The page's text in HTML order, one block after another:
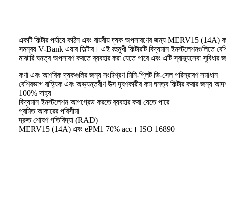
একটি ফিল্টার পর্যায়ে কঠিন এবং বায়বীয় দূষক অপসারণের জন্য MERV15 (14A)
সমন্বয় V-Bank এয়ার ফিল্টার। এই বহুমুখী ফিল্টারটি বিদ্যমান ইনস্টলেশনগুলিতে
মাঝারি ঘনত্ব অপসারণ করতে ব্যবহার করা যেতে পারে এবং এটি স্বাস্থ্যসেবা সুবিধার
কণা এবং আণবিক দূষকগুলির জন্য সংমিশ্রণ মিনি-প্লিট ভি-সেল পরিস্রাবণ সমাধান
বেশিরভাগ বাহ্যিক এবং অভ্যন্তরীণ উত্স দূষণকারীর কম ঘনত্ব ফিল্টার করার জন্য
100% দাহ্য
বিদ্যমান ইনস্টলেশন আপগ্রেড করতে ব্যবহার করা যেতে পারে
প্রমিত আকারের পরিসীমা
দ্রুত শোষণ গতিবিদ্যা (RAD)
MERV15 (14A) এবং ePM1 70% acc। ISO 16890